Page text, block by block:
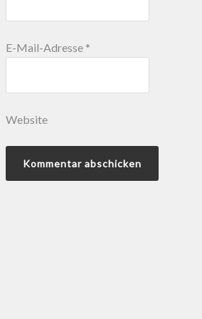
E-Mail-Adresse *
Website